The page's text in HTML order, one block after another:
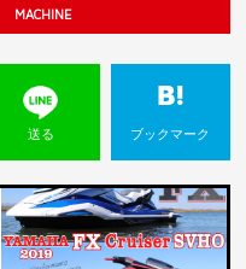
MACHINE
送る ブックマーク